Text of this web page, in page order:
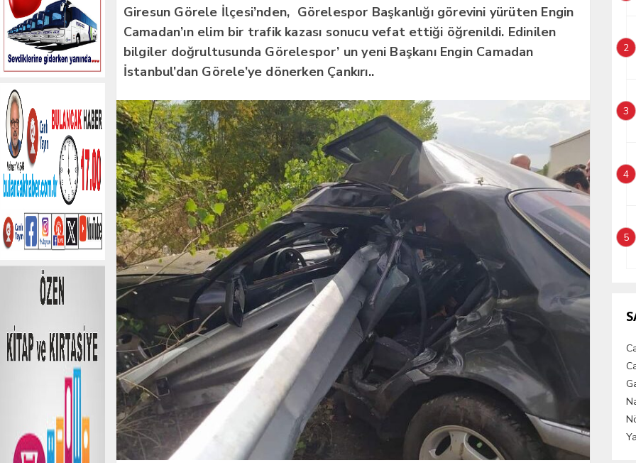
Giresun Görele İlçesi’nden, Görelespor Başkanlığı görevini yürüten Engin
Camadan’ın elim bir trafik kazası sonucu vefat ettiği öğrenildi. Edinilen
bilgiler doğrultusunda Görelespor’ un yeni Başkanı Engin Camadan
İstanbul’dan Görele’ye dönerken Çankırı..
2
3
4
5